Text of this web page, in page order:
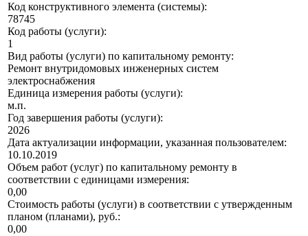
Код конструктивного элемента (системы):
78745
Код работы (услуги):
1
Вид работы (услуги) по капитальному ремонту:
Ремонт внутридомовых инженерных систем
электроснабжения
Единица измерения работы (услуги):
м.п.
Год завершения работы (услуги):
2026
Дата актуализации информации, указанная пользователем:
10.10.2019
Объем работ (услуг) по капитальному ремонту в
соответствии с единицами измерения:
0,00
Стоимость работы (услуги) в соответствии с утвержденным
планом (планами), руб.:
0,00